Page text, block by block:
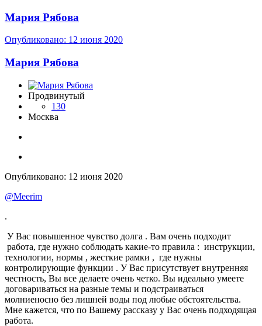
Мария Рябова
Опубликовано: 12 июня 2020
Мария Рябова
Продвинутый
130
Москва
Опубликовано: 12 июня 2020
@Meerim
.
У Вас повышенное чувство долга . Вам очень подходит
работа, где нужно соблюдать какие-то правила : инструкции,
технологии, нормы , жесткие рамки , где нужны
контролирующие функции . У Вас присутствует внутренняя
честность, Вы все делаете очень четко. Вы идеально умеете
договариваться на разные темы и подстраиваться
молниеносно без лишней воды под любые обстоятельства.
Мне кажется, что по Вашему рассказу у Вас очень подходящая
работа.